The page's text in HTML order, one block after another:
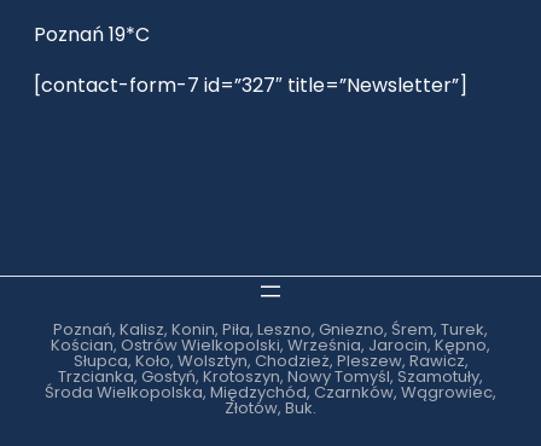
Poznań 19*C
[contact-form-7 id=”327″ title=”Newsletter”]
Poznań, Kalisz, Konin, Piła, Leszno, Gniezno, Śrem, Turek,
Kościan, Ostrów Wielkopolski, Września, Jarocin, Kępno,
Słupca, Koło, Wolsztyn, Chodzież, Pleszew, Rawicz,
Trzcianka, Gostyń, Krotoszyn, Nowy Tomyśl, Szamotuły,
Środa Wielkopolska, Międzychód, Czarnków, Wągrowiec,
Złotów, Buk.